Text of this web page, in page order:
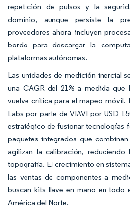
repetición de pulsos y la
dominio, aunque persiste la
proveedores ahora incluyen
bordo para descargar la
plataformas autónomas.
Las unidades de medición inercial
una CAGR del 21% a medida que
vuelve crítica para el mapeo móvil.
Labs por parte de VIAVI por USD
estratégico de fusionar tecnologías
paquetes integrados que
agilizan la calibración,
topografía. El crecimiento en
las ventas de componentes a
buscan kits llave en mano en todo
América del Norte.